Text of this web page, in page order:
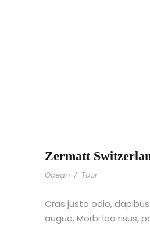
Zermatt
Ocean / Tour
Cras justo odio,
augue. Morbi leo risus,